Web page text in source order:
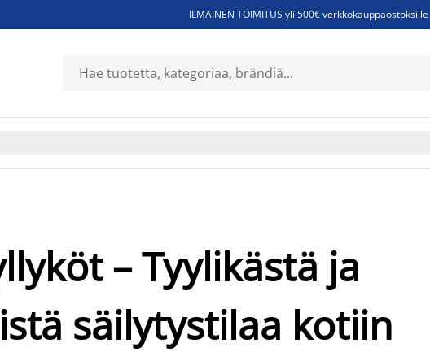
ILMAINEN TOIMITUS yli 500€
Sijauspatjoja - Säästä jopa 60%
– Tyylikästä ja
säilytystilaa kotiin